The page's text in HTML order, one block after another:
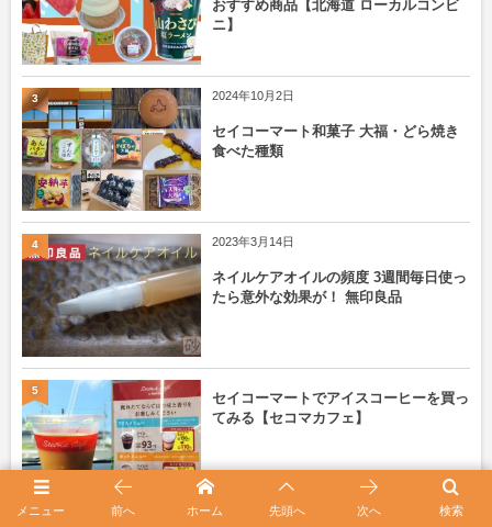
おすすめ商品【北海道 ローカルコンビ
ニ】
2024年10月2日
セイコーマート和菓子 大福・どら焼き
食べた種類
3
2023年3月14日
ネイルケアオイルの頻度 3週間毎日使っ
たら意外な効果が！ 無印良品
4
セイコーマートでアイスコーヒーを買っ
てみる【セコマカフェ】
5
メニュー 検索
前へ ホーム 先頭へ 次へ